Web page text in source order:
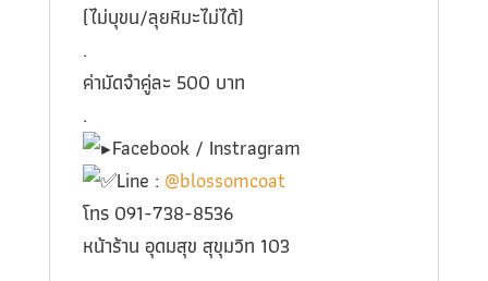
(ไม่บุขน/ลุยหิมะไม่ได้)
.
ค่ามัดจำคู่ละ 500 บาท
.
Facebook / Instragram
Line : @blossomcoat
โทร 091-738-8536
หน้าร้าน อุดมสุข สุขุมวิท 103